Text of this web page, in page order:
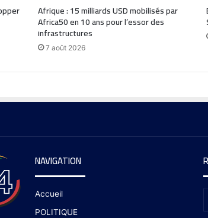
Afrique : 15 milliards USD mobilisés par
Africa50 en 10 ans pour l’essor des
infrastructures
7 août 2026
NAVIGATION
Accueil
POLITIQUE